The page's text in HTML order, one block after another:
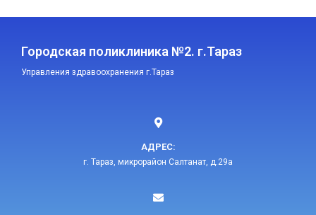
Городская поликлиника №2. г.Тараз
Управления здравоохранения г.Тараз
АДРЕС:
г. Тараз, микрорайон Салтанат, д.29а